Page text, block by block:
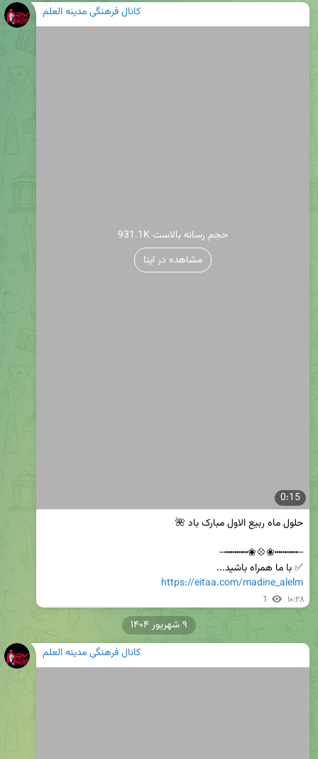
کانال فرهنگی مدینه العلم
0:15
931.1K حجم رسانه بالاست
مشاهده در ایتا
✅ با ما همراه باشید...
https://eitaa.com/madine_alelm
1 ۱۰:۲۸
کانال فرهنگی مدینه العلم
۹ شهریور ۱۴۰۴